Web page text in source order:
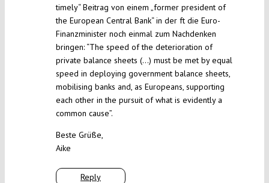
Reply
timely“ Beitrag von einem „former president of
the European Central Bank“ in der ft die Euro-
Finanzminister noch einmal zum Nachdenken
bringen: “The speed of the deterioration of
private balance sheets (…) must be met by equal
speed in deploying government balance sheets,
mobilising banks and, as Europeans, supporting
each other in the pursuit of what is evidently a
common cause”.
Beste Grüße,
Aike